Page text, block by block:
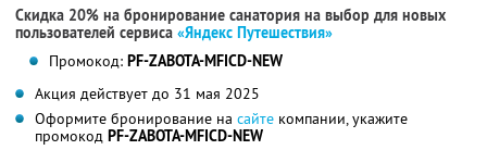
Скидка 20% на бронирование санатория на выбор для новых
пользователей сервиса «Яндекс Путешествия»
Промокод: PF-ZABOTA-MFICD-NEW
Акция действует до 31 мая 2025
Оформите бронирование на сайте компании, укажите
промокод PF-ZABOTA-MFICD-NEW